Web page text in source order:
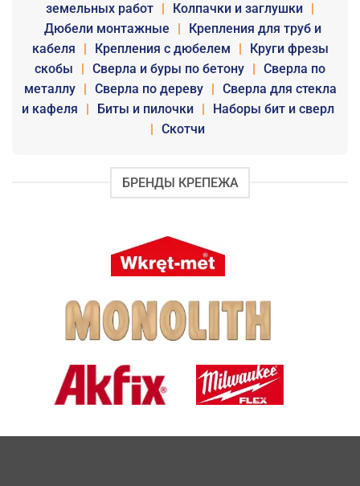
земельных работ | Колпачки и заглушки |
Дюбели монтажные
|
Крепления для труб и
кабеля
| Крепления с дюбелем |
Круги фрезы
скобы
| Сверла и буры по бетону | Сверла по
металлу
| Сверла по дереву | Сверла для стекла
и кафеля
| Биты и пилочки |
Наборы бит и сверл
| Скотчи
БРЕНДЫ КРЕПЕЖА